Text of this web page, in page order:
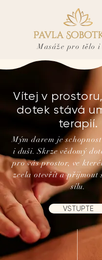
Pavla
Masáže pro tělo
Vítej v
dotek stává
terapií.
Mým darem je
i duši. Skrze vědomý
pro vás prostor, ve
zcela otevřít a přijmout
sílu.
VSTUPTE